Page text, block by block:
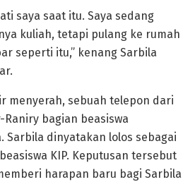
saya saat itu. Saya sedang
kuliah, tetapi pulang ke rumah
seperti itu,” kenang Sarbila
menyerah, sebuah telepon dari
Raniry bagian beasiswa
Sarbila dinyatakan lolos sebagai
KIP. Keputusan tersebut
harapan baru bagi Sarbila